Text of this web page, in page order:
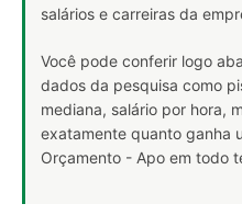
salários e carreiras da
Você pode conferir logo
dados da pesquisa como
mediana, salário por hora,
exatamente quanto ganha
Orçamento - Apo em todo